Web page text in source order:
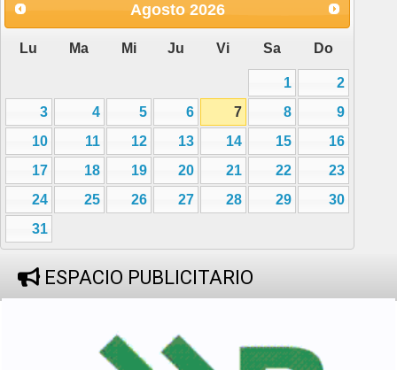
Agosto 2026
Lu Ma Mi Ju Vi Sa Do
1
2
3
4 5 6 7 8
9
10
11 12 13 14 15
16
17
18 19 20 21 22
23
24
25 26 27 28 29
30
31
ESPACIO PUBLICITARIO